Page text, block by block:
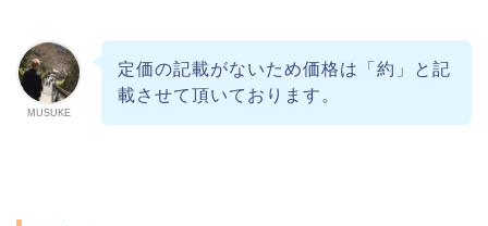
MUSUKE
定価の記載がないため価格は「約」と記
載させて頂いております。